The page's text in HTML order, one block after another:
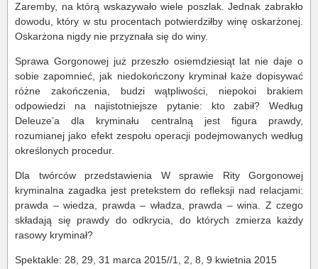
Zaremby, na którą wskazywało wiele poszlak. Jednak zabrakło
dowodu, który w stu procentach potwierdziłby winę oskarżonej.
Oskarżona nigdy nie przyznała się do winy.
Sprawa Gorgonowej już przeszło osiemdziesiąt lat nie daje o
sobie zapomnieć, jak niedokończony kryminał każe dopisywać
różne zakończenia, budzi wątpliwości, niepokoi brakiem
odpowiedzi na najistotniejsze pytanie: kto zabił? Według
Deleuze’a dla kryminału centralną jest figura prawdy,
rozumianej jako efekt zespołu operacji podejmowanych według
określonych procedur.
Dla twórców przedstawienia W sprawie Rity Gorgonowej
kryminalna zagadka jest pretekstem do refleksji nad relacjami:
prawda – wiedza, prawda – władza, prawda – wina. Z czego
składają się prawdy do odkrycia, do których zmierza każdy
rasowy kryminał?
Spektakle: 28, 29, 31 marca 2015//1, 2, 8, 9 kwietnia 2015